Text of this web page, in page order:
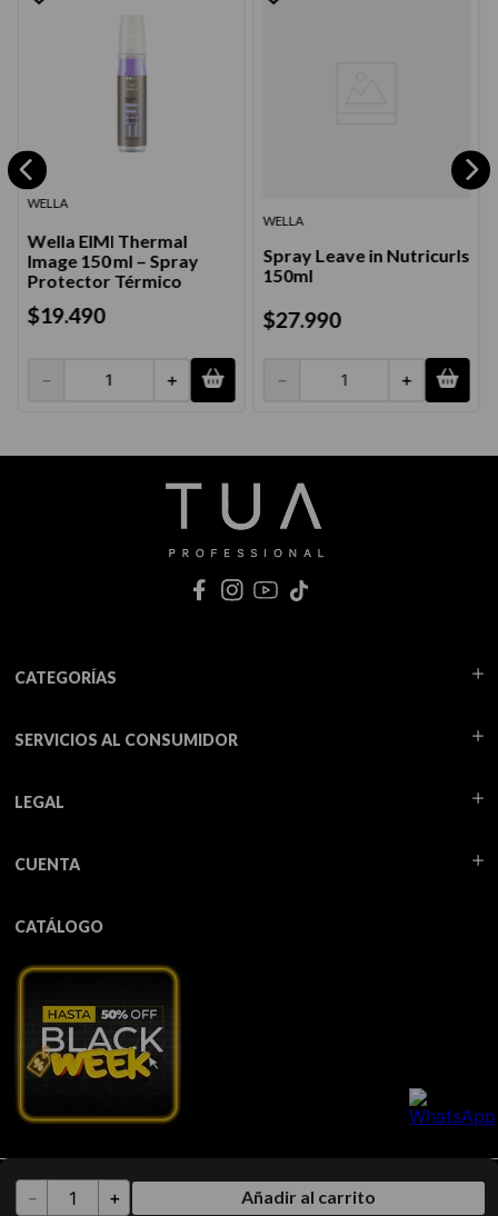
＋
－ Añadir al carrito
WELLA
Wella EIMI Thermal
Image 150 ml – Spray
Protector Térmico
$19.490
＋
－
WELLA
Spray Leave in Nutricurls
150ml
$27.990
＋
－
CATEGORÍAS
SERVICIOS AL CONSUMIDOR
LEGAL
CUENTA
CATÁLOGO
Todos los derechos reservados TUA - 2026